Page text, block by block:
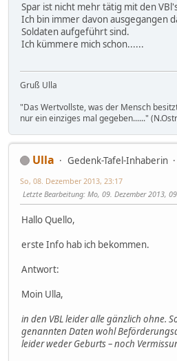
Spar ist nicht mehr tätig mit den
Ich bin immer davon ausgegangen
Soldaten aufgeführt sind.
Ich kümmere mich schon......
Gruß Ulla
"Das Wertvollste, was der Mensch
nur ein einziges mal gegeben......"
Ulla Gedenk-Tafel-Inhaberin
So, 08. Dezember 2013, 23:17
Letzte Bearbeitung: Mo, 09. Dezember 2013,
Hallo Quello,
erste Info hab ich bekommen.
Antwort:
Moin Ulla,
in den VBL leider alle gänzlich ohne.
genannten Daten wohl
leider weder Geburts – noch